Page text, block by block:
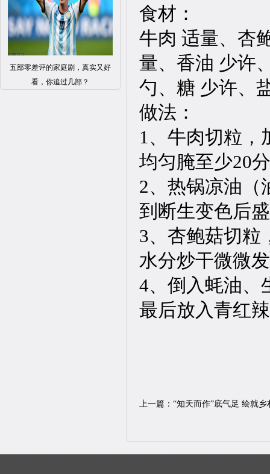
五部零差评的家庭剧，真实又好
看，你追过几部？
食材：
牛肉 适量、杏
量、香油 少许
勺、糖 少许、
做法：
1、牛肉切粒，
均匀腌至少20
2、热锅凉油（
到断生变色后
3、杏鲍菇切粒
水分炒干微微
4、倒入蚝油、
最后放入青红
上一篇： “知天而作”底气足 绘就乡